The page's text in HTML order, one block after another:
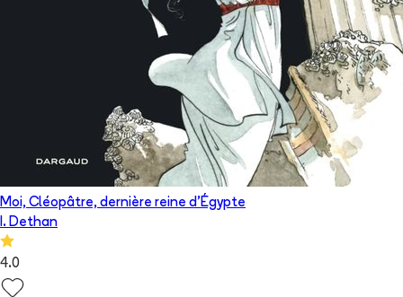
Moi, Cléopâtre, dernière reine d'Égypte
I. Dethan
4.0